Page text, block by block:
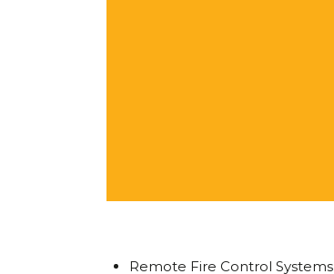
Remote Fire Control Systems